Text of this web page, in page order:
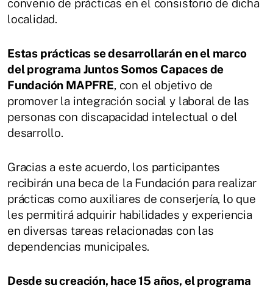
convenio de prácticas en el consistorio de dicha
localidad.
Estas prácticas se desarrollarán en el marco
del programa Juntos Somos Capaces de
Fundación MAPFRE, con el objetivo de
promover la integración social y laboral de las
personas con discapacidad intelectual o del
desarrollo.
Gracias a este acuerdo, los participantes
recibirán una beca de la Fundación para realizar
prácticas como auxiliares de conserjería, lo que
les permitirá adquirir habilidades y experiencia
en diversas tareas relacionadas con las
dependencias municipales.
Desde su creación, hace 15 años, el programa